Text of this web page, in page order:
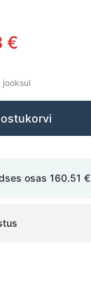
€
jooksul
osas 160.51 €